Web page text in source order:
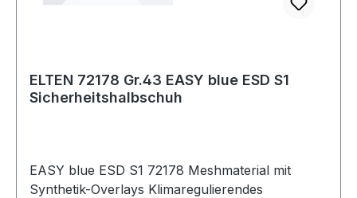
ELTEN 72178 Gr.43 EASY blue ESD S1
Sicherheitshalbschuh
EASY blue ESD S1 72178 Meshmaterial mit
Synthetik-Overlays Klimaregulierendes